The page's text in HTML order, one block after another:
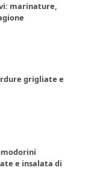
marinature,
grigliate e
e insalata di